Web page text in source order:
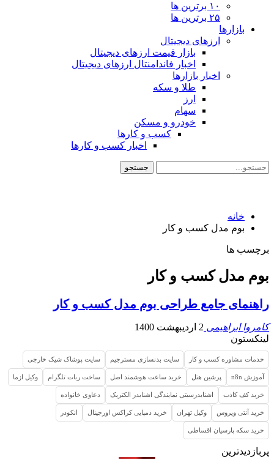
۱۰ برترین ها
۲۵ برترین ها
بازارها
ارزهای دیجیتال
بازار قیمت ارزهای دیجیتال
اخبار فاندامنتال ارزهای دیجیتال
اخبار بازارها
طلا و سکه
ارز
سهام
خودرو و مسکن
کسب و کارها
اخبار کسب و کارها
خانه
بوم مدل کسب و کار
برچسب ها
بوم مدل کسب و کار
راهنمای جامع طراحی بوم مدل کسب و کار
کامروا ابراهیمی 2 اردیبهشت 1400
لینکستون
خدمات مشاوره کسب و کار سایت بدنسازی مسترجیم سایت پوشاک شیک خارجی
آموزش n8n پرشین هتل خرید ساعت هوشمند اصل ساخت ربات تلگرام وکیل ازما
خرید کف کاذب اشنایدرسیتی نمایندگی اشنایدر الکتریک دعاوی خانواده
خرید آنتی ویروس وکیل تهران خرید دمپایی کراکس اورجینال انکودر
خرید سکه پارسیان اقساطی
پربازدیدترین